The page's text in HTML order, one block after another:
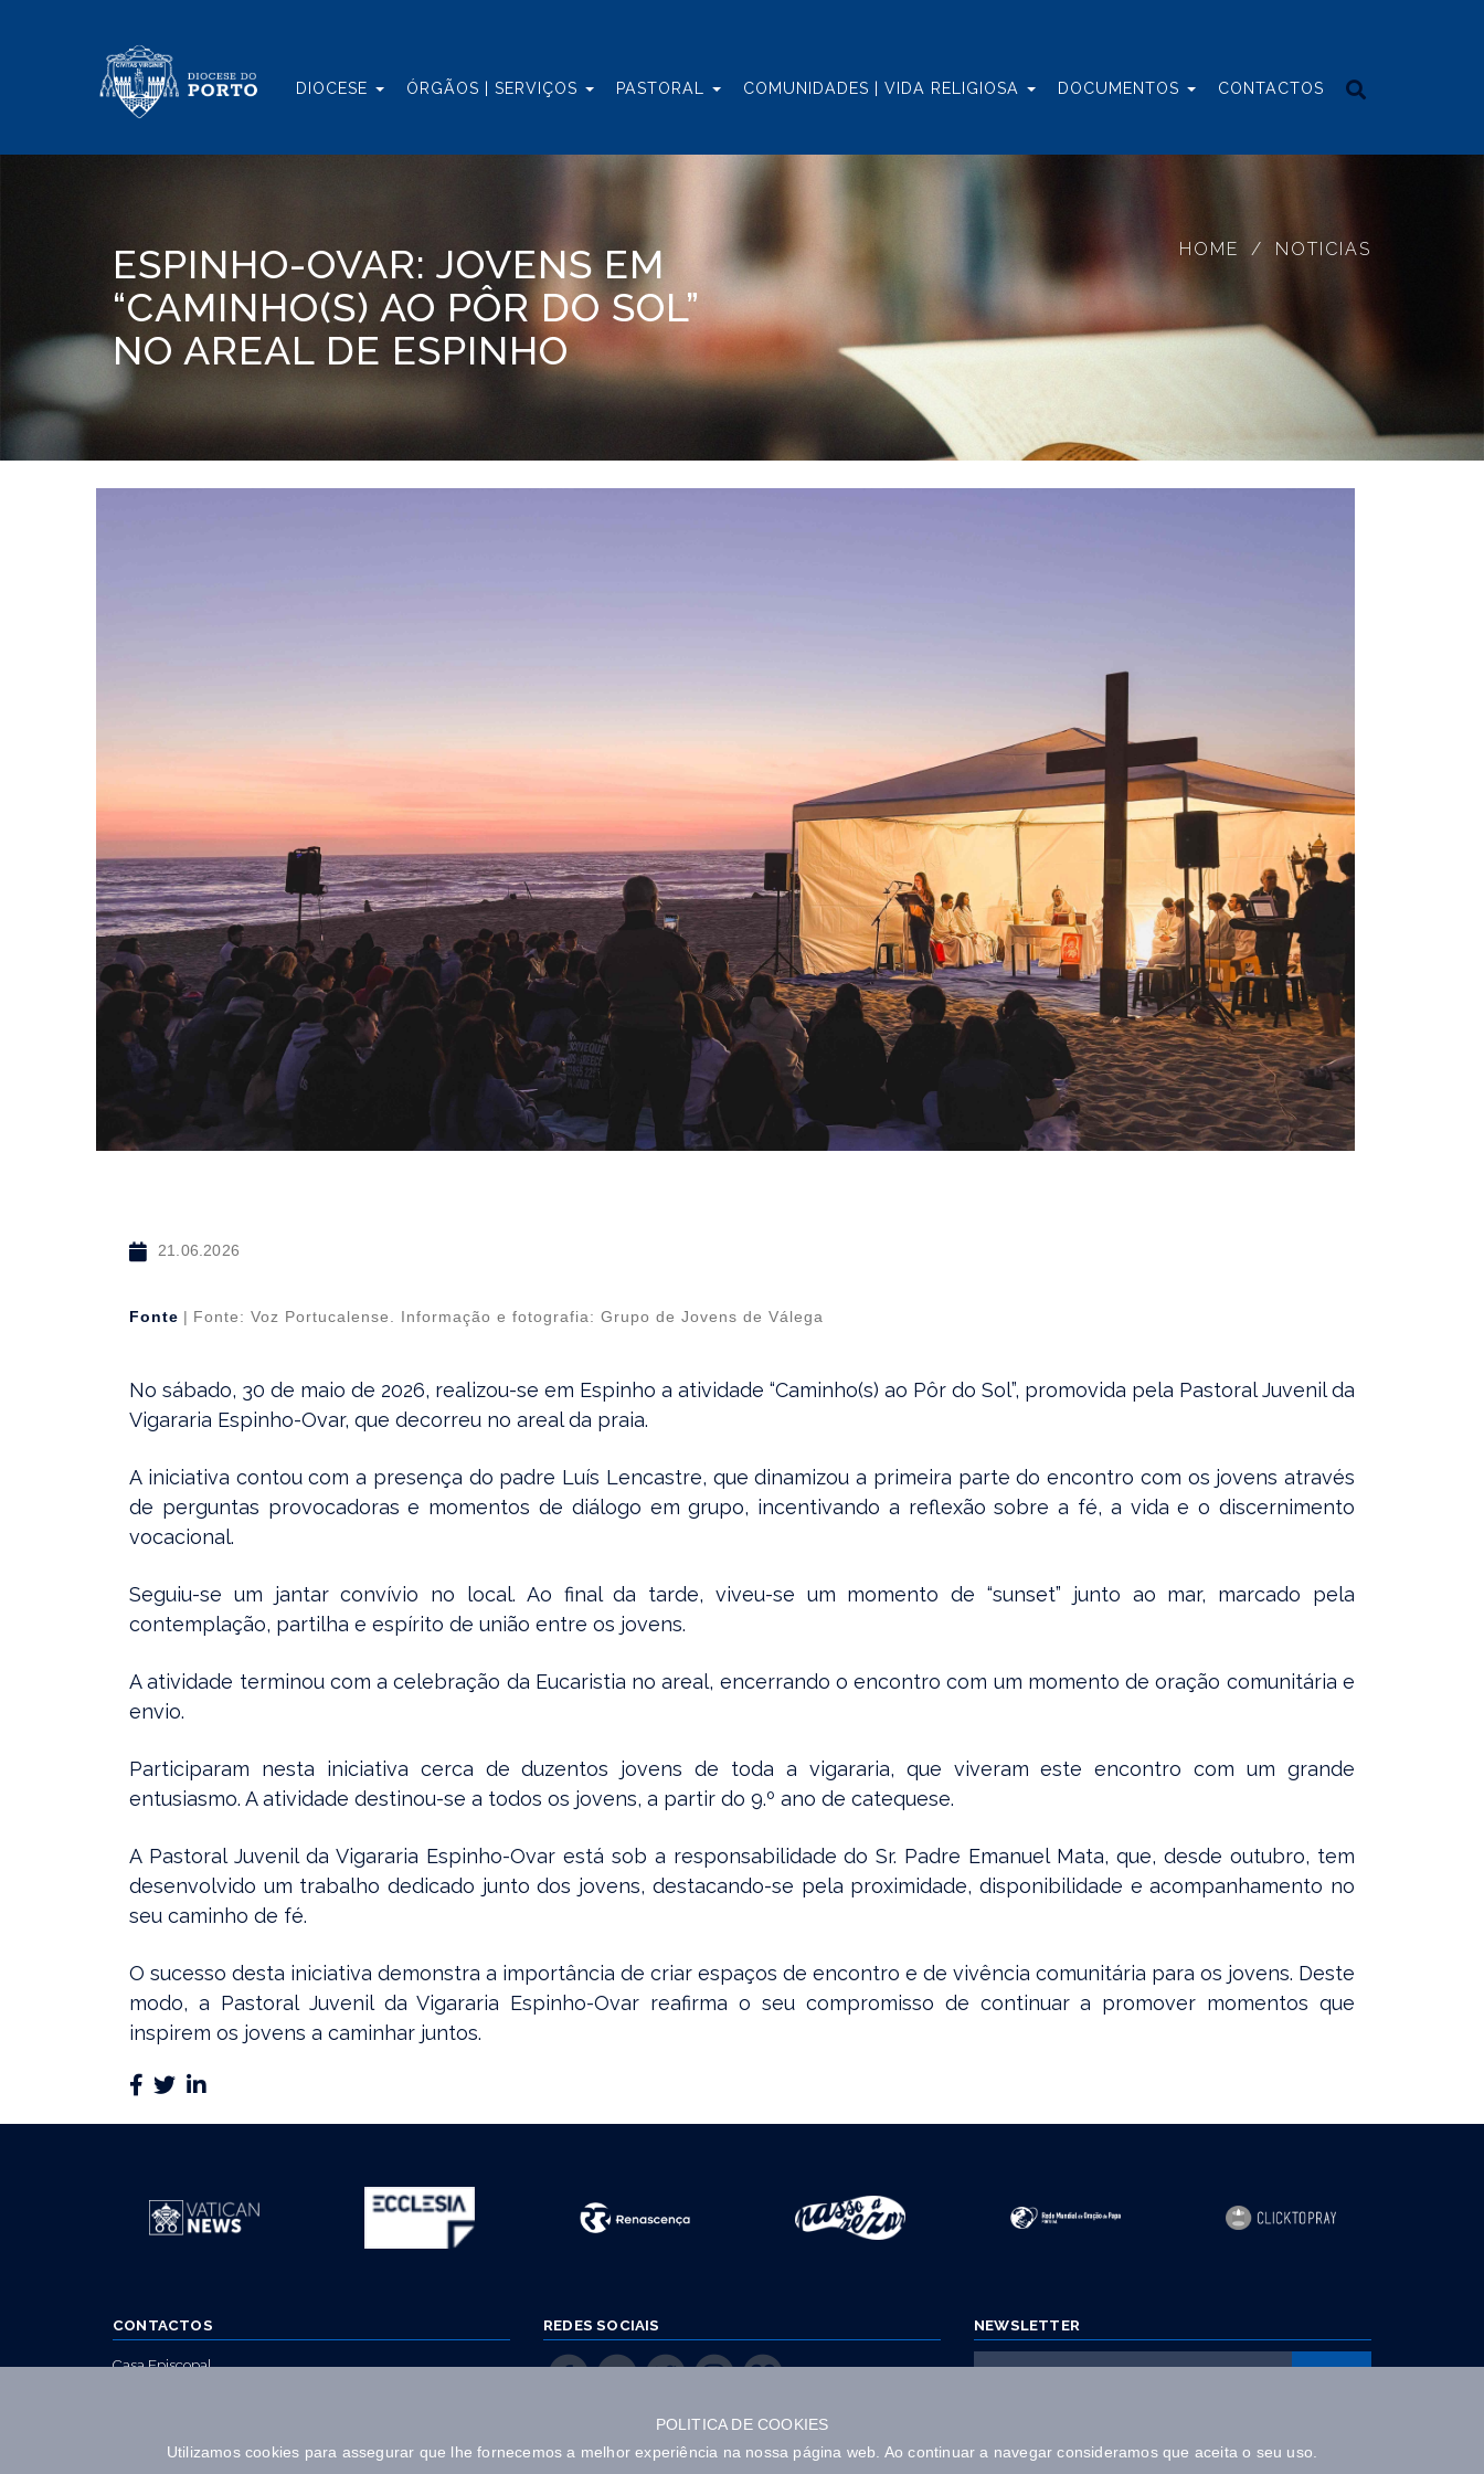
POLITICA DE COOKIES
Utilizamos cookies para assegurar que lhe fornecemos a melhor experiência na nossa página web. Ao continuar a navegar consideramos que aceita o seu uso.
DIOCESE ÓRGÃOS | SERVIÇOS PASTORAL COMUNIDADES | VIDA RELIGIOSA DOCUMENTOS CONTACTOS
ESPINHO-OVAR: JOVENS EM
“CAMINHO(S) AO PÔR DO SOL”
NO AREAL DE ESPINHO
HOME NOTICIAS
21.06.2026
Fonte | Fonte: Voz Portucalense. Informação e fotografia: Grupo de Jovens de Válega
No sábado, 30 de maio de 2026, realizou-se em Espinho a atividade “Caminho(s) ao Pôr do Sol”, promovida pela Pastoral Juvenil da
Vigararia Espinho-Ovar, que decorreu no areal da praia.
A iniciativa contou com a presença do padre Luís Lencastre, que dinamizou a primeira parte do encontro com os jovens através
de perguntas provocadoras e momentos de diálogo em grupo, incentivando a reflexão sobre a fé, a vida e o discernimento
vocacional.
Seguiu-se um jantar convívio no local. Ao final da tarde, viveu-se um momento de “sunset” junto ao mar, marcado pela
contemplação, partilha e espírito de união entre os jovens.
A atividade terminou com a celebração da Eucaristia no areal, encerrando o encontro com um momento de oração comunitária e
envio.
Participaram nesta iniciativa cerca de duzentos jovens de toda a vigararia, que viveram este encontro com um grande
entusiasmo. A atividade destinou-se a todos os jovens, a partir do 9.º ano de catequese.
A Pastoral Juvenil da Vigararia Espinho-Ovar está sob a responsabilidade do Sr. Padre Emanuel Mata, que, desde outubro, tem
desenvolvido um trabalho dedicado junto dos jovens, destacando-se pela proximidade, disponibilidade e acompanhamento no
seu caminho de fé.
O sucesso desta iniciativa demonstra a importância de criar espaços de encontro e de vivência comunitária para os jovens. Deste
modo, a Pastoral Juvenil da Vigararia Espinho-Ovar reafirma o seu compromisso de continuar a promover momentos que
inspirem os jovens a caminhar juntos.
CONTACTOS
Casa Episcopal
T. 223 392 330 (Chamada rede fixa nacional)
REDES SOCIAIS NEWSLETTER
definidos e para os fins expostos.